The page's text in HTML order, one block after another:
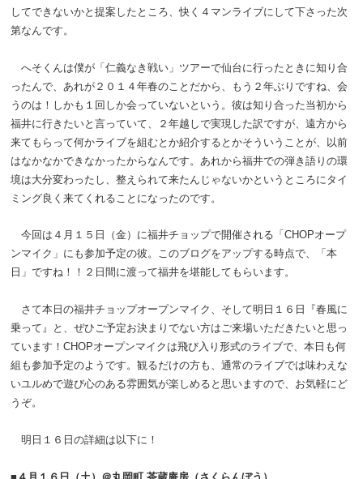
してできないかと提案したところ、快く４マンライブにして下さった次
第なんです。
へそくんは僕が「仁義なき戦い」ツアーで仙台に行ったときに知り合
ったんで、あれが２０１４年春のことだから、もう２年ぶりですね、会
うのは！しかも１回しか会っていないという。彼は知り合った当初から
福井に行きたいと言っていて、２年越しで実現した訳ですが、遠方から
来てもらって何かライブを組むとか紹介するとかそういうことが、以前
はなかなかできなかったからなんです。あれから福井での弾き語りの環
境は大分変わったし、整えられて来たんじゃないかというところにタイ
ミング良く来てくれることになったのです。
今回は４月１５日（金）に福井チョップで開催される「CHOPオープ
ンマイク」にも参加予定の彼。このブログをアップする時点で、「本
日」ですね！！２日間に渡って福井を堪能してもらいます。
さて本日の福井チョップオープンマイク、そして明日１６日『春風に
乗って』と、ぜひご予定お決まりでない方はご来場いただきたいと思っ
ています！CHOPオープンマイクは飛び入り形式のライブで、本日も何
組も参加予定のようです。観るだけの方も、通常のライブでは味わえな
いユルめで遊び心のある雰囲気が楽しめると思いますので、お気軽にど
うぞ。
明日１６日の詳細は以下に！